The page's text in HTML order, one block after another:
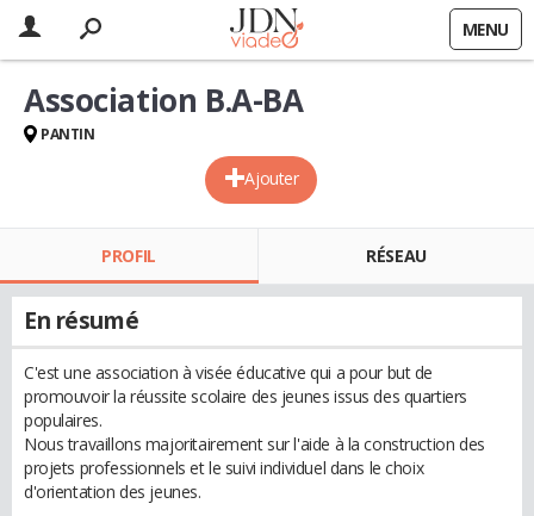
MENU
Ajouter
Association B.A-BA
PANTIN
PROFIL RÉSEAU
En résumé
C'est une association à visée éducative qui a pour but de
promouvoir la réussite scolaire des jeunes issus des quartiers
populaires.
Nous travaillons majoritairement sur l'aide à la construction des
projets professionnels et le suivi individuel dans le choix
d'orientation des jeunes.